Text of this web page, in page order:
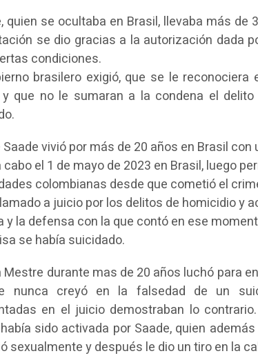
quien se ocultaba en Brasil, llevaba más de
se dio gracias a la autorización dada
condiciones.
brasilero exigió, que se le
que no le sumaran a la condena el
vivió por más de 20 años en Brasil
cabo el 1 de mayo de 2023 en Brasil, luego
colombianas desde que cometió el
a juicio por los delitos de homicidio y
y la defensa con la que contó en ese
se había suicidado.
Mestre durante mas de 20 años luchó para
nunca creyó en la falsedad de un
en el juicio demostraban lo
sido activada por Saade, quien
sexualmente y después le dio un tiro en la